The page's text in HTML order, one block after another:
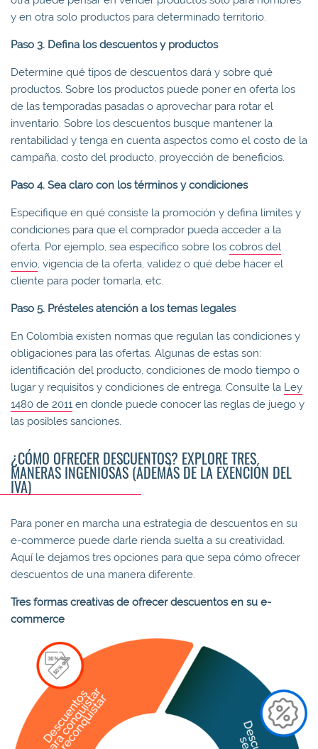
y en otra solo productos para determinado territorio.
Paso 3. Defina los descuentos y productos
Determine qué tipos de descuentos dará y sobre qué
productos. Sobre los productos puede poner en oferta los
de las temporadas pasadas o aprovechar para rotar el
inventario. Sobre los descuentos busque mantener la
rentabilidad y tenga en cuenta aspectos como el costo de la
campaña, costo del producto, proyección de beneficios.
Paso 4. Sea claro con los términos y condiciones
Especifique en qué consiste la promoción y defina límites y
condiciones para que el comprador pueda acceder a la
oferta. Por ejemplo, sea específico sobre los cobros del
envío, vigencia de la oferta, validez o qué debe hacer el
cliente para poder tomarla, etc.
Paso 5. Présteles atención a los temas legales
En Colombia existen normas que regulan las condiciones y
obligaciones para las ofertas. Algunas de estas son:
identificación del producto, condiciones de modo tiempo o
lugar y requisitos y condiciones de entrega. Consulte la Ley
1480 de 2011 en donde puede conocer las reglas de juego y
las posibles sanciones.
¿CÓMO OFRECER DESCUENTOS? EXPLORE TRES
MANERAS INGENIOSAS (ADEMÁS DE LA EXENCIÓN DEL
IVA)
Para poner en marcha una estrategia de descuentos en su
e-commerce puede darle rienda suelta a su creatividad.
Aquí le dejamos tres opciones para que sepa cómo ofrecer
descuentos de una manera diferente.
Tres formas creativas de ofrecer descuentos en su e-
commerce